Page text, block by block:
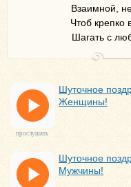
Взаимной,
Чтоб крепко
Шагать с
Шуточное
Женщины!
прослушать
Шуточное
Мужчины!